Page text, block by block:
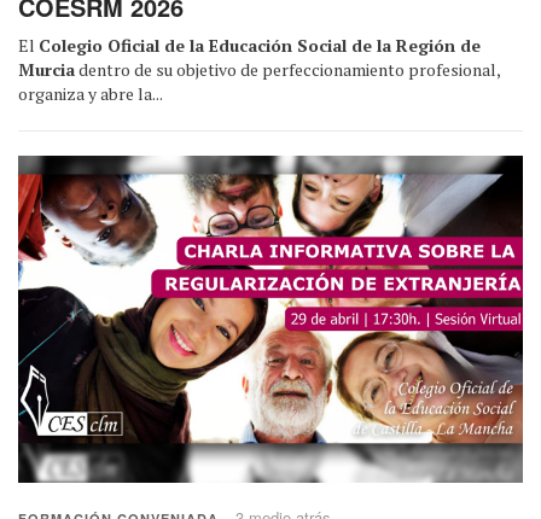
El Colegio Oficial de la Educación Social de la Región de
Murciadentro de su objetivo de perfeccionamiento profesional,
organiza y abre la...